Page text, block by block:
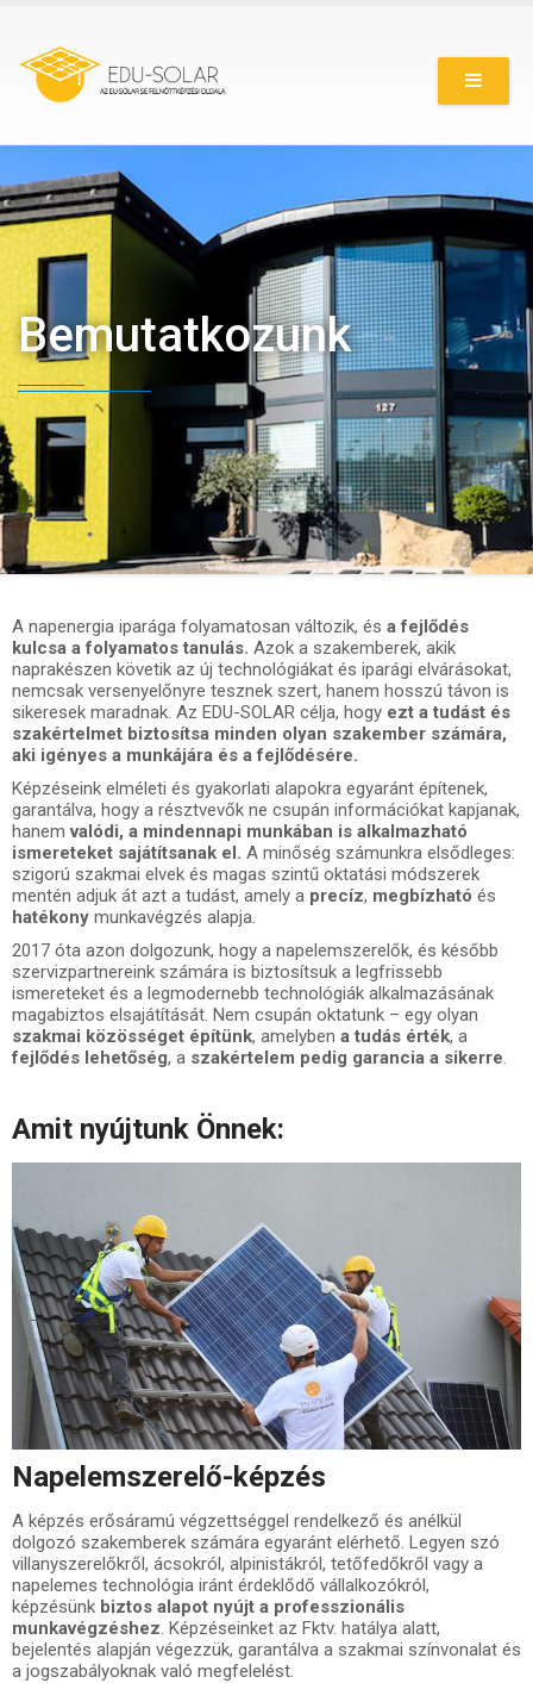
tartalomra
Bemutatkozunk
A napenergia iparága folyamatosan változik, és a fejlődés
kulcsa a folyamatos tanulás. Azok a szakemberek, akik
naprakészen követik az új technológiákat és iparági elvárásokat,
nemcsak versenyelőnyre tesznek szert, hanem hosszú távon is
sikeresek maradnak. Az EDU-SOLAR célja, hogy ezt a tudást és
szakértelmet biztosítsa minden olyan szakember számára,
aki igényes a munkájára és a fejlődésére.
Képzéseink elméleti és gyakorlati alapokra egyaránt építenek,
garantálva, hogy a résztvevők ne csupán információkat kapjanak,
hanemvalódi, a mindennapi munkában is alkalmazható
ismereteket sajátítsanak el. A minőség számunkra elsődleges:
szigorú szakmai elvek és magas szintű oktatási módszerek
mentén adjuk át azt a tudást, amely a precíz, megbízható és
hatékony munkavégzés alapja.
2017 óta azon dolgozunk, hogy a napelemszerelők, és később
szervizpartnereink számára is biztosítsuk a legfrissebb
ismereteket és a legmodernebb technológiák alkalmazásának
magabiztos elsajátítását. Nem csupán oktatunk – egy olyan
szakmai közösséget építünk, amelyben a tudás érték, a
fejlődés lehetőség, a szakértelem pedig garancia a sikerre.
Amit nyújtunk Önnek:
Napelemszerelő-képzés
A képzés erősáramú végzettséggel rendelkező és anélkül
dolgozó szakemberek számára egyaránt elérhető. Legyen szó
villanyszerelőkről, ácsokról, alpinistákról, tetőfedőkről vagy a
napelemes technológia iránt érdeklődő vállalkozókról,
képzésünk biztos alapot nyújt a professzionális
munkavégzéshez. Képzéseinket az Fktv. hatálya alatt,
bejelentés alapján végezzük, garantálva a szakmai színvonalat és
a jogszabályoknak való megfelelést.